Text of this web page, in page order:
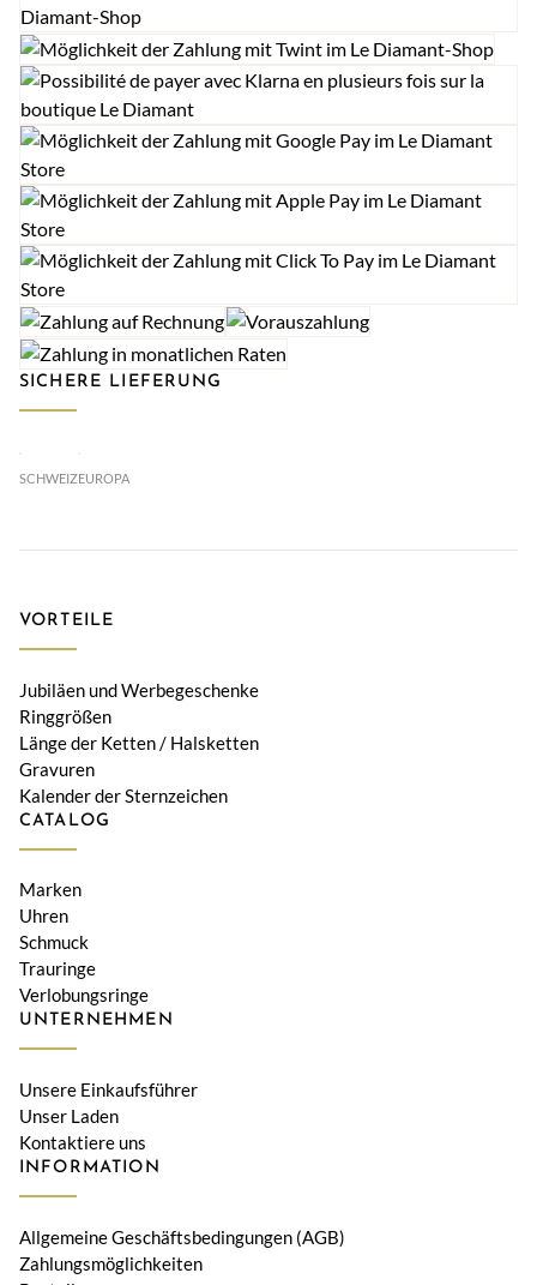
SICHERE LIEFERUNG
SCHWEIZEUROPA
VORTEILE
Jubiläen und Werbegeschenke
Ringgrößen
Länge der Ketten / Halsketten
Gravuren
Kalender der Sternzeichen
CATALOG
Marken
Uhren
Schmuck
Trauringe
Verlobungsringe
UNTERNEHMEN
Unsere Einkaufsführer
Unser Laden
Kontaktiere uns
INFORMATION
Allgemeine Geschäftsbedingungen (AGB)
Zahlungsmöglichkeiten